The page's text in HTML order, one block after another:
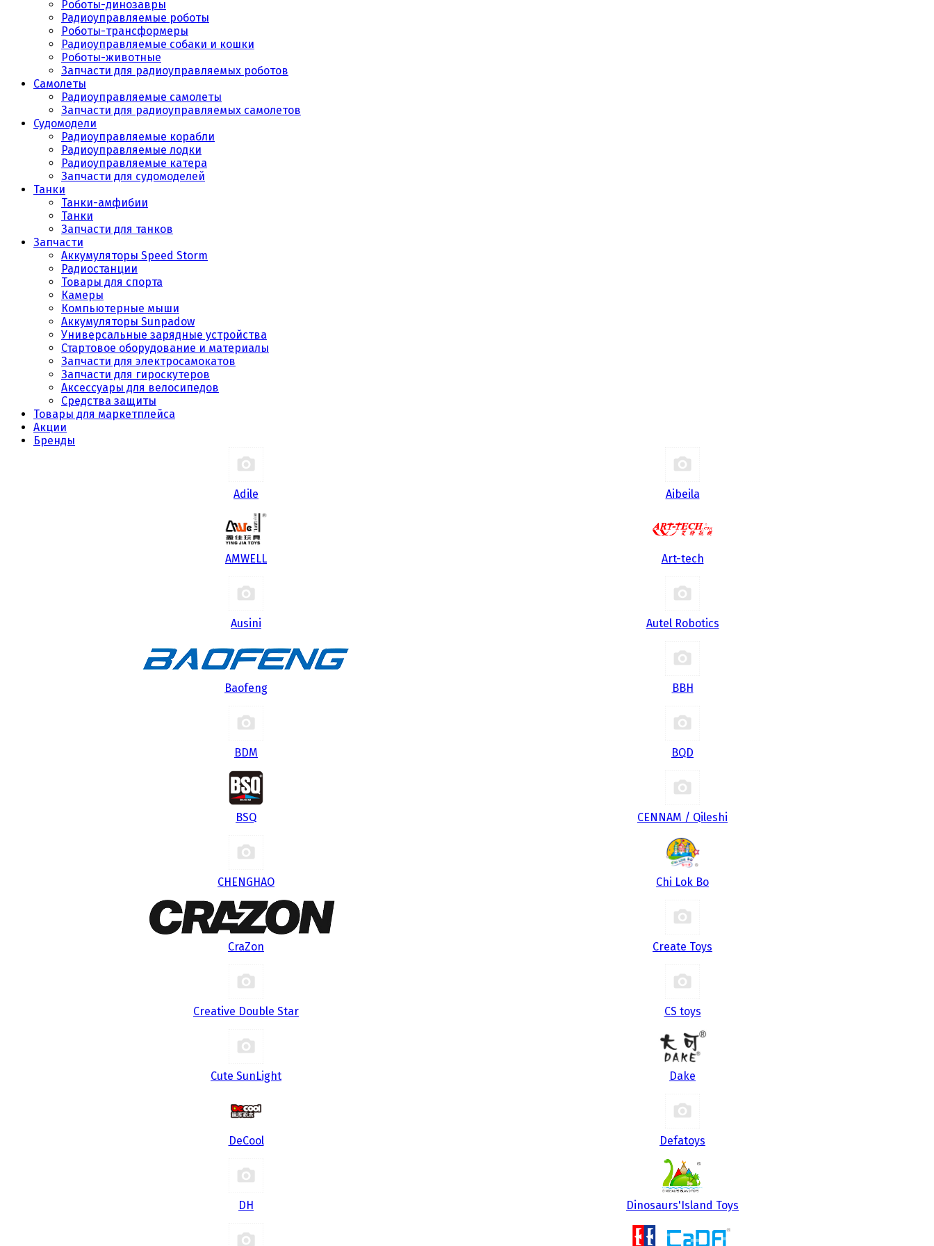
Роботы-динозавры
Радиоуправляемые роботы
Роботы-трансформеры
Радиоуправляемые собаки и кошки
Роботы-животные
Запчасти для радиоуправляемых роботов
Самолеты
Радиоуправляемые самолеты
Запчасти для радиоуправляемых самолетов
Судомодели
Радиоуправляемые корабли
Радиоуправляемые лодки
Радиоуправляемые катера
Запчасти для судомоделей
Танки
Танки-амфибии
Танки
Запчасти для танков
Запчасти
Аккумуляторы Speed Storm
Радиостанции
Товары для спорта
Камеры
Компьютерные мыши
Аккумуляторы Sunpadow
Универсальные зарядные устройства
Стартовое оборудование и материалы
Запчасти для электросамокатов
Запчасти для гироскутеров
Аксессуары для велосипедов
Средства защиты
Товары для маркетплейса
Акции
Бренды
Adile Aibeila
AMWELL Art-tech
Ausini Autel Robotics
Baofeng BBH
BDM BQD
BSQ CENNAM / Qileshi
CHENGHAO Chi Lok Bo
CraZon Create Toys
Creative Double Star CS toys
Cute SunLight Dake
DeCool Defatoys
DH Dinosaurs'Island Toys